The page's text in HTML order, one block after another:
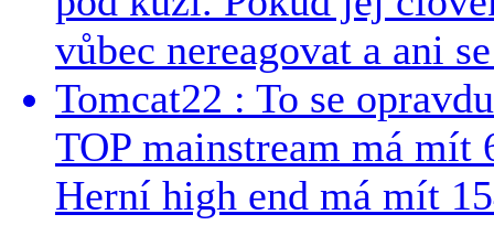
vůbec nereagovat a ani
Tomcat22 : To se
TOP mainstream má
Herní high end má mít